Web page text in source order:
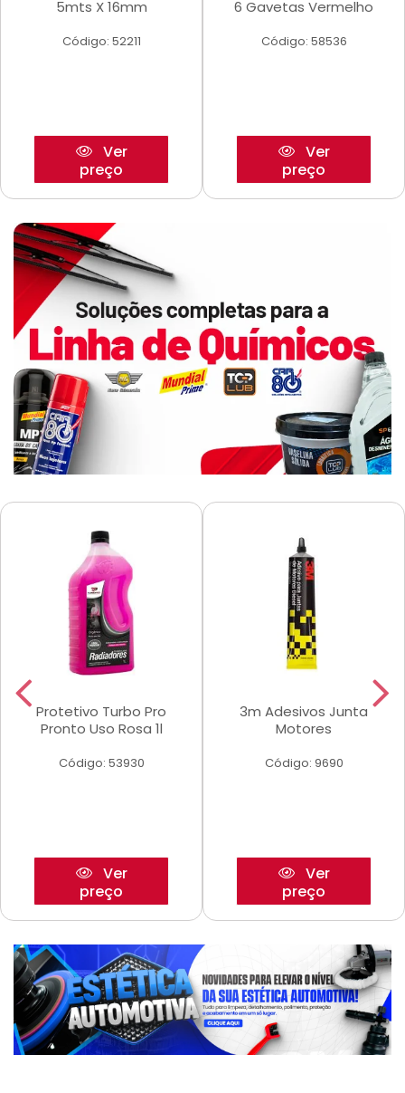
5mts X 16mm
Código: 52211
Ver
preço
6 Gavetas Vermelho
Código: 58536
Ver
preço
Protetivo Turbo Pro
Pronto Uso Rosa 1l
Código: 53930
Ver
preço
3m Adesivos Junta
Motores
Código: 9690
Ver
preço